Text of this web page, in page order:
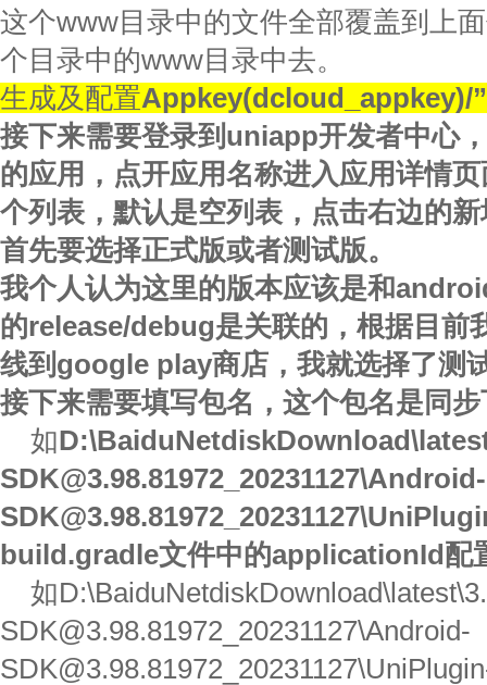
这个www目录中的文件全部覆盖到上
个目录中的www目录中去。
生成及配置Appkey(dcloud_appkey)/
接下来需要登录到 uniapp开发者中心
的应用，点开应用名称进入应用详情
个列表，默认是空列表，点击右边的
首先要选择正式版或者测试版。
我个人认为这里的版本应该是和
的release/debug是关联的，根据目前
线到 google play商店，我就选择了测
接下来需要填写包名，这个包名是同
如
SDK@3.98.81972_20231127\Android-
build.gradle文件中的applicationId 配
如
SDK@3.98.81972_20231127\Android-